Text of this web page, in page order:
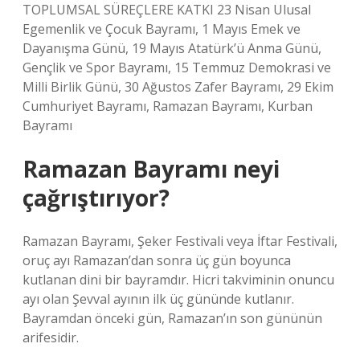
TOPLUMSAL SÜREÇLERE KATKI 23 Nisan Ulusal
Egemenlik ve Çocuk Bayramı, 1 Mayıs Emek ve
Dayanışma Günü, 19 Mayıs Atatürk’ü Anma Günü,
Gençlik ve Spor Bayramı, 15 Temmuz Demokrasi ve
Milli Birlik Günü, 30 Ağustos Zafer Bayramı, 29 Ekim
Cumhuriyet Bayramı, Ramazan Bayramı, Kurban
Bayramı
Ramazan Bayramı neyi
çağrıştırıyor?
Ramazan Bayramı, Şeker Festivali veya İftar Festivali,
oruç ayı Ramazan’dan sonra üç gün boyunca
kutlanan dini bir bayramdır. Hicri takviminin onuncu
ayı olan Şevval ayının ilk üç gününde kutlanır.
Bayramdan önceki gün, Ramazan’ın son gününün
arifesidir.